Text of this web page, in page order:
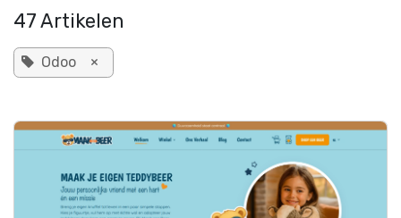
47 Artikelen
Odoo ×